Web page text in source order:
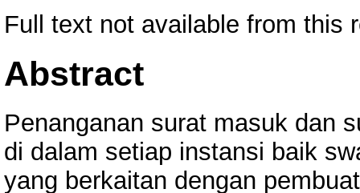
Full text not available from this
Abstract
Penanganan surat masuk dan
di dalam setiap instansi baik
yang berkaitan dengan